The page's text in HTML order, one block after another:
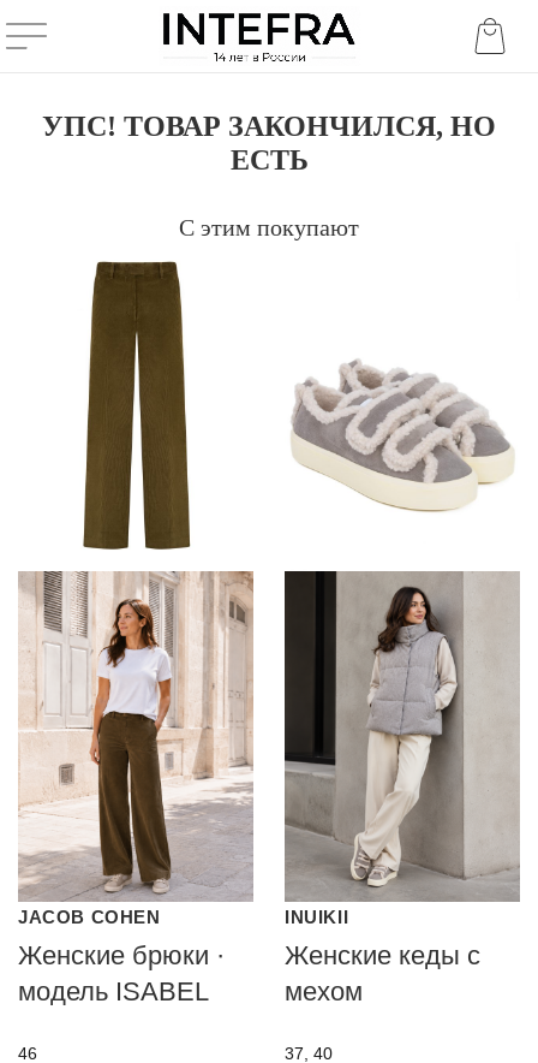
УПС! ТОВАР ЗАКОНЧИЛСЯ, НО
ЕСТЬ
С этим покупают
JACOB COHEN
Женские брюки ·
модель ISABEL
46
INUIKII
Женские кеды с
мехом
37, 40